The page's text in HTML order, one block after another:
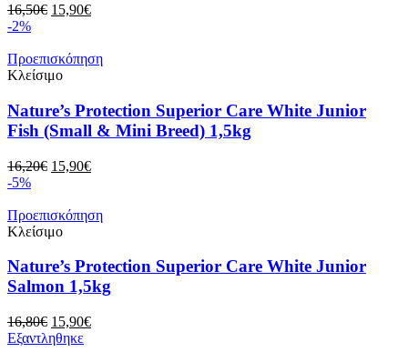
16,50€ Original
16,50€.
15,90€Η
είναι:
-2%
Προεπισκόπηση
Κλείσιμο
Nature’s Protection Superior Care White Junior
Fish (Small & Mini Breed) 1,5kg
16,20€ Original
16,20€.
15,90€Η
είναι:
-5%
Προεπισκόπηση
Κλείσιμο
Nature’s Protection Superior Care White Junior
Salmon 1,5kg
16,80€ Original
price
15,90€Η
Εξαντληθηκε